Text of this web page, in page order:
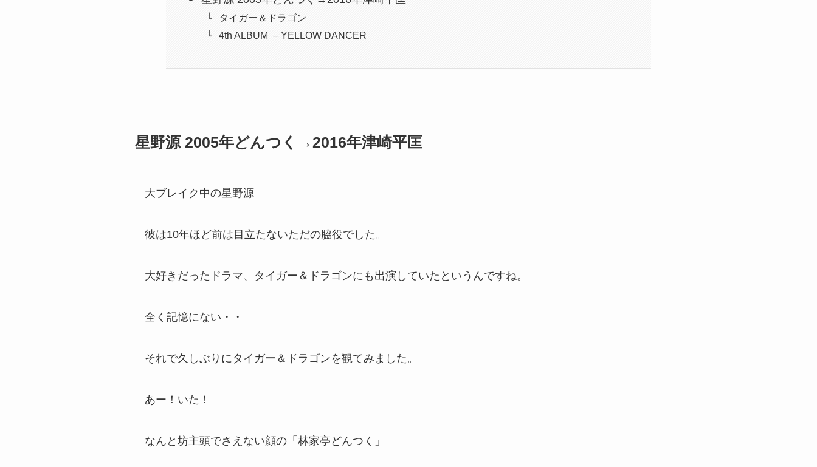
タイガー＆ドラゴン
4th ALBUM – YELLOW DANCER
星野源 2005年どんつく→2016年津崎平匡
大ブレイク中の星野源
彼は10年ほど前は目立たないただの脇役でした。
大好きだったドラマ、タイガー＆ドラゴンにも出演していたというんですね。
全く記憶にない・・
それで久しぶりにタイガー＆ドラゴンを観てみました。
あー！いた！
なんと坊主頭でさえない顔の「林家亭どんつく」